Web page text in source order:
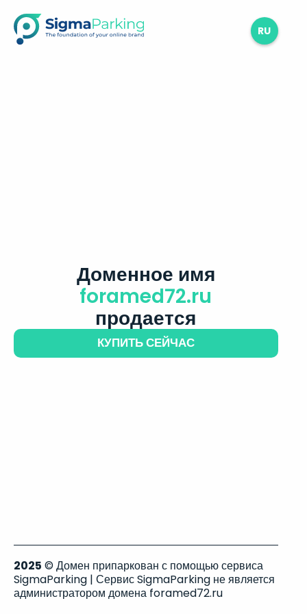
RU
Доменное имя
foramed72.ru
продается
КУПИТЬ СЕЙЧАС
2025 © Домен припаркован с помощью сервиса
SigmaParking | Сервис SigmaParking не является
администратором домена foramed72.ru